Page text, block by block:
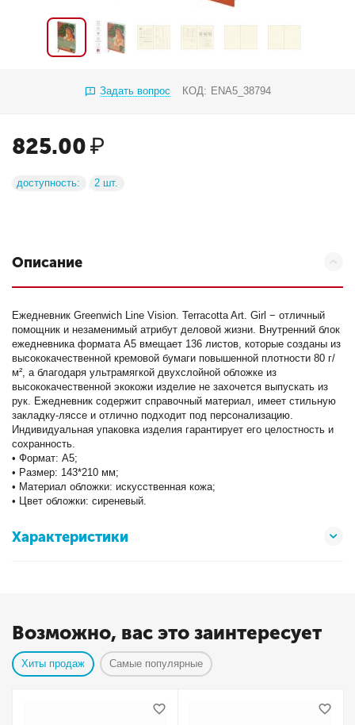
Задать вопрос КОД: ENA5_38794
825.00₽
доступность: 2 шт.
Описание
Ежедневник Greenwich Line Vision. Terracotta Art. Girl − отличный
помощник и незаменимый атрибут деловой жизни. Внутренний блок
ежедневника формата A5 вмещает 136 листов, которые созданы из
высококачественной кремовой бумаги повышенной плотности 80 г/
м², а благодаря ультрамягкой двухслойной обложке из
высококачественной экокожи изделие не захочется выпускать из
рук. Ежедневник содержит справочный материал, имеет стильную
закладку-ляссе и отлично подходит под персонализацию.
Индивидуальная упаковка изделия гарантирует его целостность и
сохранность.
• Формат: А5;
• Размер: 143*210 мм;
• Материал обложки: искусственная кожа;
• Цвет обложки: сиреневый.
Характеристики
Возможно, вас это заинтересует
Хиты продаж Самые популярные